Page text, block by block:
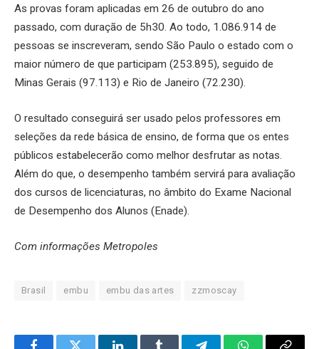
As provas foram aplicadas em 26 de outubro do ano
passado, com duração de 5h30. Ao todo, 1.086.914 de
pessoas se inscreveram, sendo São Paulo o estado com o
maior número de que participam (253.895), seguido de
Minas Gerais (97.113) e Rio de Janeiro (72.230).
O resultado conseguirá ser usado pelos professores em
seleções da rede básica de ensino, de forma que os entes
públicos estabelecerão como melhor desfrutar as notas.
Além do que, o desempenho também servirá para avaliação
dos cursos de licenciaturas, no âmbito do Exame Nacional
de Desempenho dos Alunos (Enade).
Com informações Metropoles
Brasil embu embu das artes zzmoscay